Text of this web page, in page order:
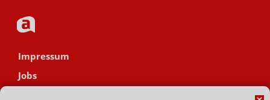
Impressum
Jobs